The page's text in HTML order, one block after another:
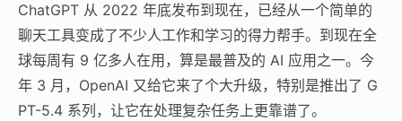
ChatGPT 从 2022 年底发布到现在，已经从一个简单的
聊天工具变成了不少人工作和学习的得力帮手。到现在全
球每周有 9 亿多人在用，算是最普及的 AI 应用之一。今
年 3 月，OpenAI 又给它来了个大升级，特别是推出了 G
PT-5.4 系列，让它在处理复杂任务上更靠谱了。